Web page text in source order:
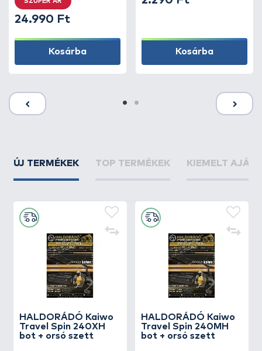
24.990 Ft
Kosárba Kosárba
ÚJ TERMÉKEK TOP TERMÉKEK KIEMELT
HALDORÁDÓ Kaiwo
Travel Spin 240XH
bot + orsó szett
HALDORÁDÓ Kaiwo
Travel Spin 240MH
bot + orsó szett